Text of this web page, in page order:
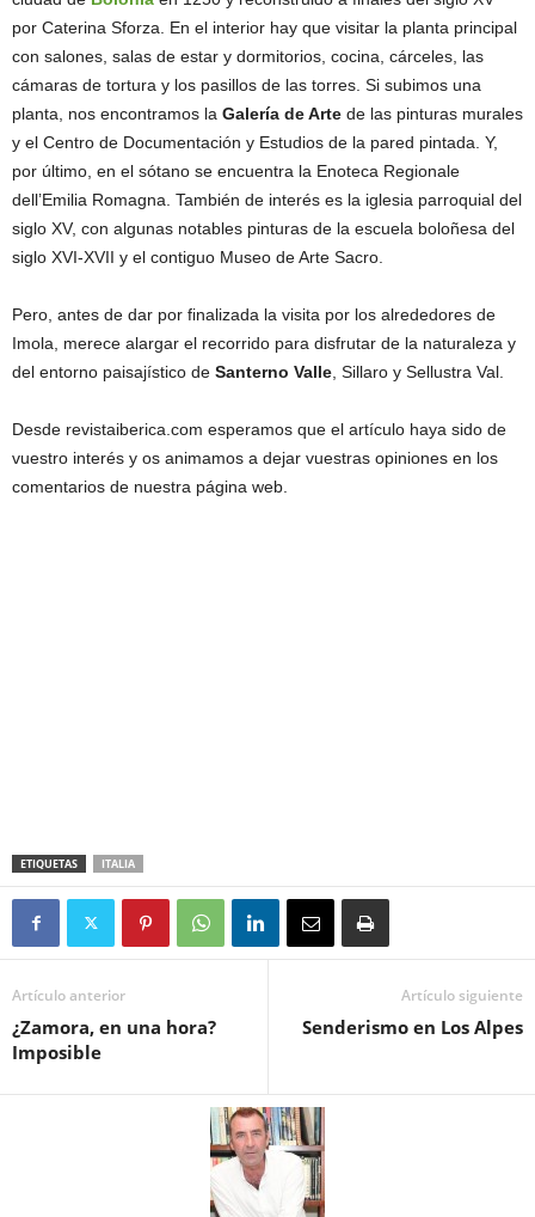
por Caterina Sforza. En el interior hay que visitar la planta principal
con salones, salas de estar y dormitorios, cocina, cárceles, las
cámaras de tortura y los pasillos de las torres. Si subimos una
planta, nos encontramos la Galería de Arte de las pinturas murales
y el Centro de Documentación y Estudios de la pared pintada. Y,
por último, en el sótano se encuentra la Enoteca Regionale
dell’Emilia Romagna. También de interés es la iglesia parroquial del
siglo XV, con algunas notables pinturas de la escuela boloñesa del
siglo XVI-XVII y el contiguo Museo de Arte Sacro.
Pero, antes de dar por finalizada la visita por los alrededores de
Imola, merece alargar el recorrido para disfrutar de la naturaleza y
del entorno paisajístico de Santerno Valle , Sillaro y Sellustra Val.
Desde revistaiberica.com esperamos que el artículo haya sido de
vuestro interés y os animamos a dejar vuestras opiniones en los
comentarios de nuestra página web.
ETIQUETAS ITALIA
Artículo anterior
¿Zamora, en una hora?
Imposible
Artículo siguiente
Senderismo en Los Alpes